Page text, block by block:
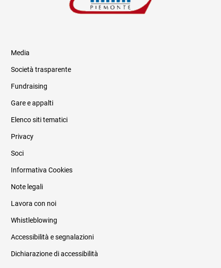
Informazioni legali e trasparenza
Media
Società trasparente
Fundraising
Gare e appalti
Elenco siti tematici
Privacy
Soci
Informativa Cookies
Note legali
Lavora con noi
Whistleblowing
Accessibilità e segnalazioni
Dichiarazione di accessibilità